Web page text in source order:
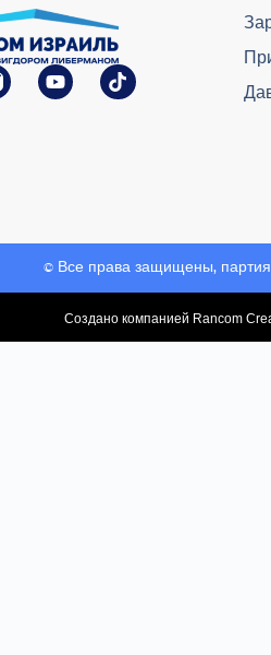
© Все права защищены, партия
Создано компанией Rancom